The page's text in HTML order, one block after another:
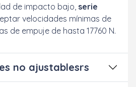
de impacto bajo, serie
velocidades mínimas de
de empuje de hasta 17760 N.
no ajustablesrs